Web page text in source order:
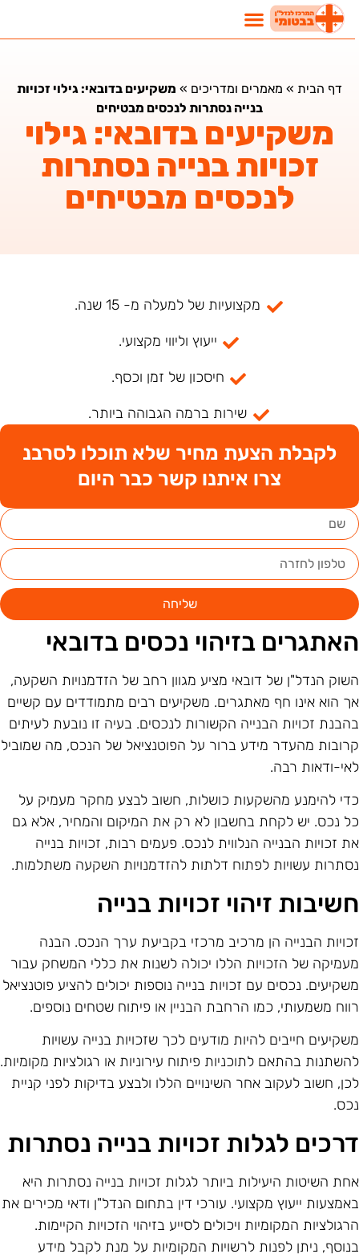
דף הבית»מאמרים ומדריכים»משקיעים בדובאי: גילוי זכויות
בנייה נסתרות לנכסים מבטיחים
משקיעים בדובאי: גילוי
זכויות בנייה נסתרות
לנכסים מבטיחים
מקצועיות של למעלה מ- 15 שנה.
ייעוץ וליווי מקצועי.
חיסכון של זמן וכסף.
שירות ברמה הגבוהה ביותר.
לקבלת הצעת מחיר שלא תוכלו לסרבנ
צרו איתנו קשר כבר היום
שליחה
בזיהוי נכסים בדובאי
הנדל"ן של דובאי מציע מגוון רחב של הזדמנויות השקעה,
הוא אינו חף מאתגרים. משקיעים רבים מתמודדים עם קשיים
זכויות הבנייה הקשורות לנכסים. בעיה זו נובעת לעיתים
מהעדר מידע ברור על הפוטנציאל של הנכס, מה שמוביל
ודאות רבה.
להימנע מהשקעות כושלות, חשוב לבצע מחקר מעמיק על
נכס. יש לקחת בחשבון לא רק את המיקום והמחיר, אלא גם
זכויות הבנייה הנלווית לנכס. פעמים רבות, זכויות בנייה
עשויות לפתוח דלתות להזדמנויות השקעה משתלמות.
זיהוי זכויות בנייה
הבנייה הן מרכיב מרכזי בקביעת ערך הנכס. הבנה
של הזכויות הללו יכולה לשנות את כללי המשחק עבור
נכסים עם זכויות בנייה נוספות יכולים להציע פוטנציאל
משמעותי, כמו הרחבת הבניין או פיתוח שטחים נוספים.
חייבים להיות מודעים לכך שזכויות בנייה עשויות
בהתאם לתוכניות פיתוח עירוניות או רגולציות מקומיות.
חשוב לעקוב אחר השינויים הללו ולבצע בדיקות לפני קניית
לגלות זכויות בנייה נסתרות
השיטות היעילות ביותר לגלות זכויות בנייה נסתרות היא
ייעוץ מקצועי. עורכי דין בתחום הנדל"ן ודאי מכירים את
המקומיות ויכולים לסייע בזיהוי הזכויות הקיימות.
ניתן לפנות לרשויות המקומיות על מנת לקבל מידע